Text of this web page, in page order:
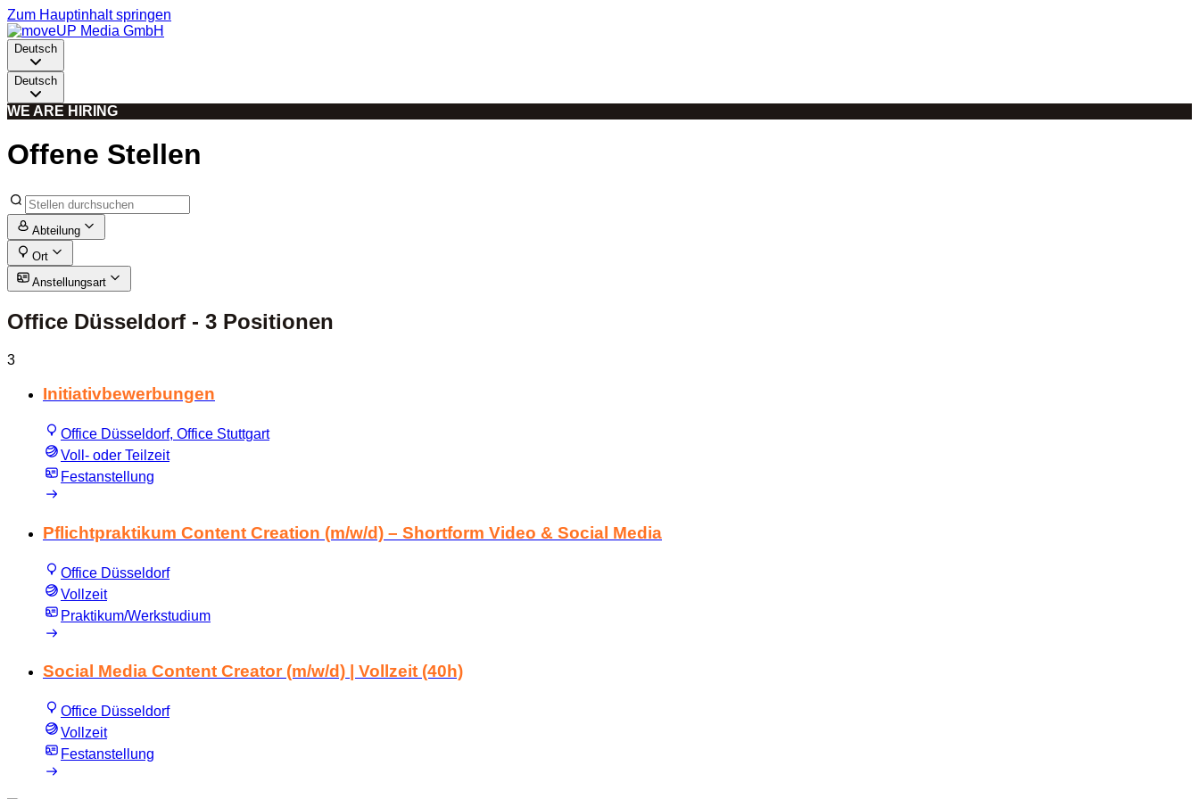
Zum Hauptinhalt springen
Deutsch
Deutsch
WE ARE HIRING
Offene Stellen
Abteilung
Ort
Anstellungsart
Office Düsseldorf - 3 Positionen
3
Initiativbewerbungen
Office Düsseldorf, Office Stuttgart
Voll- oder Teilzeit
Festanstellung
Pflichtpraktikum Content Creation (m/w/d) – Shortform Video & Social Media
Office Düsseldorf
Vollzeit
Praktikum/Werkstudium
Social Media Content Creator (m/w/d) | Vollzeit (40h)
Office Düsseldorf
Vollzeit
Festanstellung